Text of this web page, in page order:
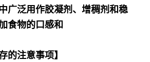
广泛用作胶凝剂、增稠剂和稳
食物的口感和
的注意事项】